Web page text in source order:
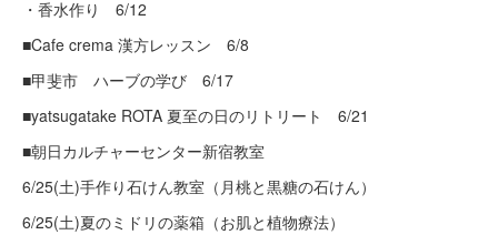
・香水作り 6/12
■Cafe crema 漢方レッスン 6/8
■甲斐市 ハーブの学び 6/17
■yatsugatake ROTA 夏至の日のリトリート 6/21
■朝日カルチャーセンター新宿教室
6/25(土)手作り石けん教室（月桃と黒糖の石けん）
6/25(土)夏のミドリの薬箱（お肌と植物療法）